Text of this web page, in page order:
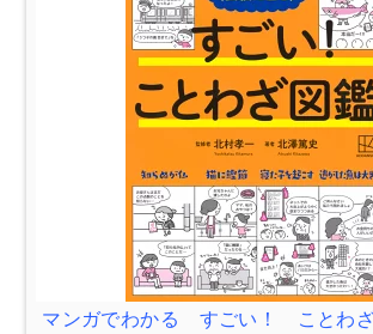
マンガでわかる すごい！ ことわ